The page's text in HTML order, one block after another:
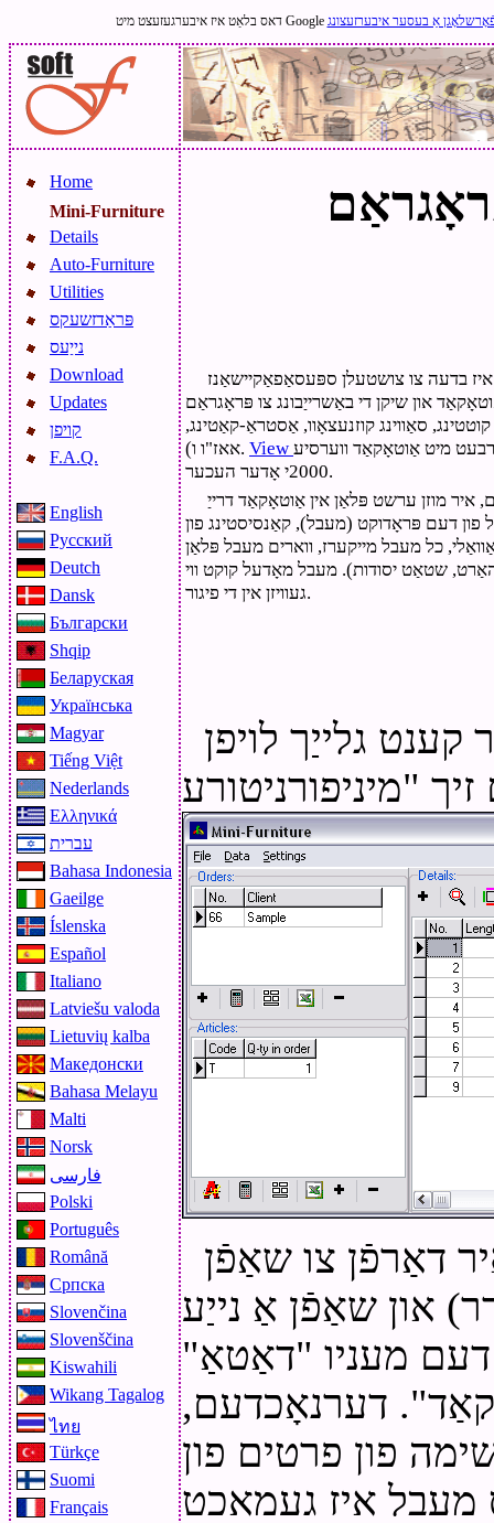
אַ בעסער איבערזעצונג
Home
Mini-Furniture
Details
Auto-Furniture
Utilities
פּראַדזשעקס
נייַעס
Download
Updates
קויפן
F.A.Q.
English
Русский
Deutch
Dansk
Български
Shqip
Беларуская
Українська
Magyar
Tiếng Việt
Nederlands
Ελληνικά
עברית
Bahasa Indonesia
Gaeilge
Íslenska
Español
Italiano
Latviešu valoda
Lietuvių kalba
Македонски
Bahasa Melayu
Malti
Norsk
فارسی
Polski
Português
Română
Српска
Slovenčina
Slovenščina
Kiswahili
Wikang Tagalog
ไทย
Türkçe
Suomi
Français
איז בדעה צו צושטעלן ספּעסאַפאַקיישאַנז
און שיקן די באַשרייַבונג צו פּראָגראַם
פּלאַץ, קוטטינג, סאַווינג קוזנעצאָוו, אַסטראַ-קאַטינג,
אאז"ו ו).
מיט אַוטאָקאַד ווערסיע
2000י אָדער העכער.
איר מוזן ערשט פּלאַן אין אַוטאָקאַד דרייַ
דעם פּראָדוקט (מעבל), קאַנסיסטינג פון
כל מעבל מייקערז, ווארים מעבל פּלאַן
שטאַט יסודות). מעבל מאָדעל קוקט ווי
געוויזן אין די פיגור.
גלייַך לויפן
דאַרפֿן צו שאַפֿן
און שאַפֿן אַ נייַע
דעם מעניו "דאַטאַ"
דערנאָכדעם,
פון פרטים פון